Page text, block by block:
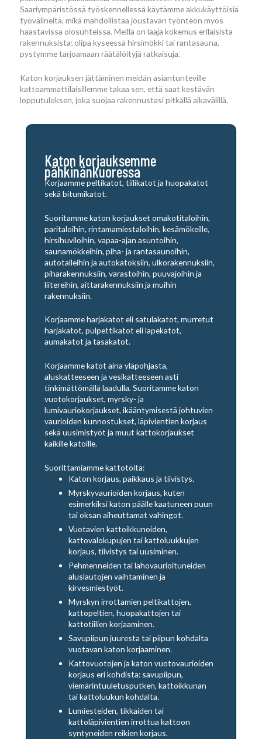
Saariympäristössä työskennellessä käytämme akkukäyttöisiä
työvälineitä, mikä mahdollistaa joustavan työnteon myös
haastavissa olosuhteissa. Meillä on laaja kokemus erilaisista
rakennuksista; olipa kyseessä hirsimökki tai rantasauna,
pystymme tarjoamaan räätälöityjä ratkaisuja.
Katon korjauksen jättäminen meidän asiantunteville
kattoammattilaisillemme takaa sen, että saat kestävän
lopputuloksen, joka suojaa rakennustasi pitkällä aikavälillä.
Katon korjauksemme
pähkinänkuoressa
Korjaamme peltikatot, tiilikatot ja huopakatot
sekä bitumikatot.
Suoritamme katon korjaukset omakotitaloihin,
paritaloihin, rintamamiestaloihin, kesämökeille,
hirsihuviloihin, vapaa-ajan asuntoihin,
saunamökkeihin, piha- ja rantasaunoihin,
autotalleihin ja autokatoksiin, ulkorakennuksiin,
piharakennuksiin, varastoihin, puuvajoihin ja
liitereihin, aittarakennuksiin ja muihin
rakennuksiin.
Korjaamme harjakatot eli satulakatot, murretut
harjakatot, pulpettikatot eli lapekatot,
aumakatot ja tasakatot.
Korjaamme katot aina yläpohjasta,
aluskatteeseen ja vesikatteeseen asti
tinkimättömällä laadulla. Suoritamme katon
vuotokorjaukset, myrsky- ja
lumivauriokorjaukset, ikääntymisestä johtuvien
vaurioiden kunnostukset, läpivientien korjaus
sekä uusimistyöt ja muut kattokorjaukset
kaikille katoille.
Suorittamiamme kattotöitä:
Katon korjaus, paikkaus ja tiivistys.
Myrskyvaurioiden korjaus, kuten
esimerkiksi katon päälle kaatuneen puun
tai oksan aiheuttamat vahingot.
Vuotavien kattoikkunoiden,
kattovalokupujen tai kattoluukkujen
korjaus, tiivistys tai uusiminen.
Pehmenneiden tai lahovaurioituneiden
aluslautojen vaihtaminen ja
kirvesmiestyöt.
Myrskyn irrottamien peltikattojen,
kattopeltien, huopakattojen tai
kattotiilien korjaaminen.
Savupiipun juuresta tai piipun kohdalta
vuotavan katon korjaaminen.
Kattovuotojen ja katon vuotovaurioiden
korjaus eri kohdista: savupiipun,
viemärintuuletusputken, kattoikkunan
tai kattoluukun kohdalta.
Lumiesteiden, tikkaiden tai
kattoläpivientien irrottua kattoon
syntyneiden reikien korjaus.